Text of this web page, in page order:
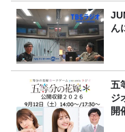
ん
五
ジ
開